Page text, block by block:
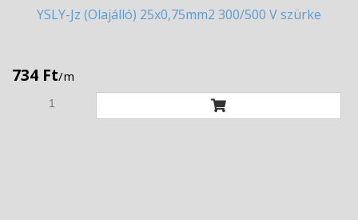
YSLY-Jz (Olajálló) 25x0,75mm2 300/500 V szürke
734 Ft/m